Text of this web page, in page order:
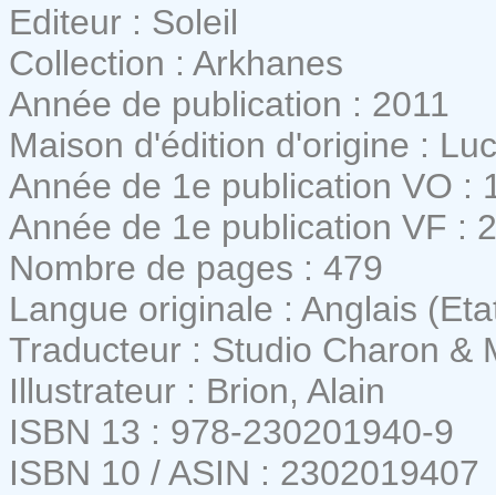
Editeur : Soleil
Collection : Arkhanes
Année de publication : 2011
Maison d'édition d'origine :
Année de 1e publication VO :
Année de 1e publication VF :
Nombre de pages : 479
Langue originale : Anglais
Traducteur : Studio Charon &
Illustrateur : Brion, Alain
ISBN 13 : 978-230201940-9
ISBN 10 / ASIN : 2302019407